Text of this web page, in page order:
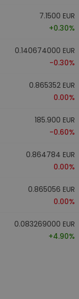
7.1500 EUR
+0.30%
0.140674000 EUR
-0.30%
0.865352 EUR
0.00%
185.900 EUR
-0.60%
0.864784 EUR
0.00%
0.865056 EUR
0.00%
0.083269000 EUR
+4.90%